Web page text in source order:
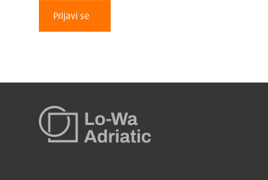
Prijavi se